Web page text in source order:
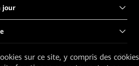
jour
sur ce site, y compris des cookies